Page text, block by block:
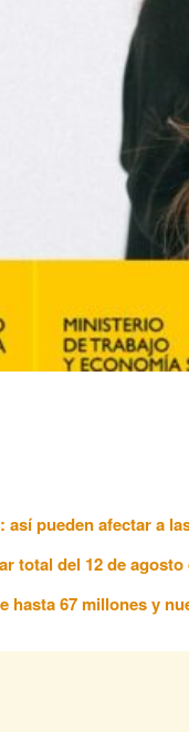
pueden afectar a
total del 12 de agosto
hasta 67 millones y